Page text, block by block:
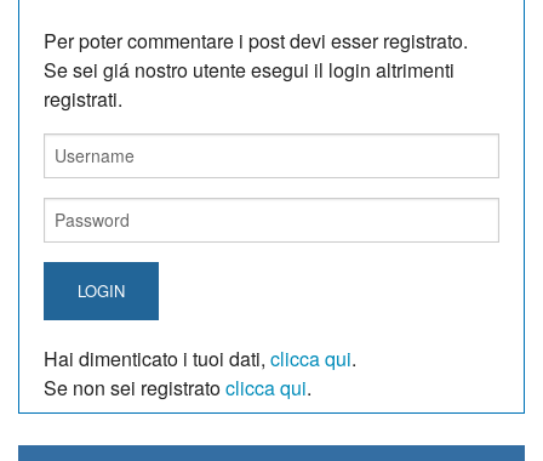
Per poter commentare i post devi esser registrato.
Se sei giá nostro utente esegui il login altrimenti
registrati.
LOGIN
Hai dimenticato i tuoi dati, clicca qui.
Se non sei registratoclicca qui.